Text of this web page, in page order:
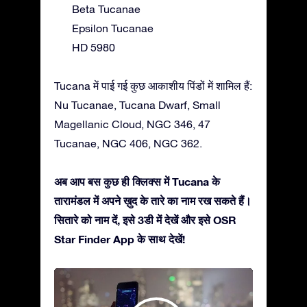
Beta Tucanae
Epsilon Tucanae
HD 5980
Tucana में पाई गई कुछ आकाशीय पिंडों में शामिल हैं:
Nu Tucanae, Tucana Dwarf, Small
Magellanic Cloud, NGC 346, 47
Tucanae, NGC 406, NGC 362.
अब आप बस कुछ ही क्लिक्स में Tucana के
तारामंडल में अपने ख़ुद के तारे का नाम रख सकते हैं।
सितारे को नाम दें, इसे 3डी में देखें और इसे OSR
Star Finder App के साथ देखें!